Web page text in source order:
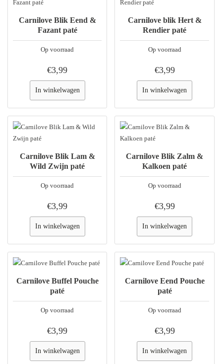
Op voorraad
Carnilove Blik Eend &
Fazant paté
€3,99
In winkelwagen
Op voorraad
Carnilove blik Hert &
Rendier paté
€3,99
In winkelwagen
Op voorraad
Carnilove Blik Lam &
Wild Zwijn paté
€3,99
In winkelwagen
Op voorraad
Carnilove Blik Zalm &
Kalkoen paté
€3,99
In winkelwagen
Op voorraad
Carnilove Buffel Pouche
paté
€3,99
In winkelwagen
Op voorraad
Carnilove Eend Pouche
paté
€3,99
In winkelwagen